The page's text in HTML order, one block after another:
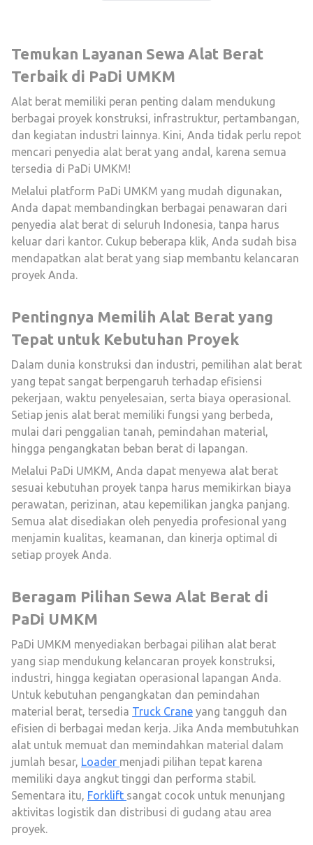
Temukan Layanan Sewa Alat Berat
Terbaik di PaDi UMKM
Alat berat memiliki peran penting dalam mendukung
berbagai proyek konstruksi, infrastruktur, pertambangan,
dan kegiatan industri lainnya. Kini, Anda tidak perlu repot
mencari penyedia alat berat yang andal, karena semua
tersedia di PaDi UMKM!
Melalui platform PaDi UMKM yang mudah digunakan,
Anda dapat membandingkan berbagai penawaran dari
penyedia alat berat di seluruh Indonesia, tanpa harus
keluar dari kantor. Cukup beberapa klik, Anda sudah bisa
mendapatkan alat berat yang siap membantu kelancaran
proyek Anda.
Pentingnya Memilih Alat Berat yang
Tepat untuk Kebutuhan Proyek
Dalam dunia konstruksi dan industri, pemilihan alat berat
yang tepat sangat berpengaruh terhadap efisiensi
pekerjaan, waktu penyelesaian, serta biaya operasional.
Setiap jenis alat berat memiliki fungsi yang berbeda,
mulai dari penggalian tanah, pemindahan material,
hingga pengangkatan beban berat di lapangan.
Melalui PaDi UMKM, Anda dapat menyewa alat berat
sesuai kebutuhan proyek tanpa harus memikirkan biaya
perawatan, perizinan, atau kepemilikan jangka panjang.
Semua alat disediakan oleh penyedia profesional yang
menjamin kualitas, keamanan, dan kinerja optimal di
setiap proyek Anda.
Beragam Pilihan Sewa Alat Berat di
PaDi UMKM
PaDi UMKM menyediakan berbagai pilihan alat berat
yang siap mendukung kelancaran proyek konstruksi,
industri, hingga kegiatan operasional lapangan Anda.
Untuk kebutuhan pengangkatan dan pemindahan
material berat, tersedia Truck Crane yang tangguh dan
efisien di berbagai medan kerja. Jika Anda membutuhkan
alat untuk memuat dan memindahkan material dalam
jumlah besar, Loader menjadi pilihan tepat karena
memiliki daya angkut tinggi dan performa stabil.
Sementara itu, Forklift sangat cocok untuk menunjang
aktivitas logistik dan distribusi di gudang atau area
proyek.